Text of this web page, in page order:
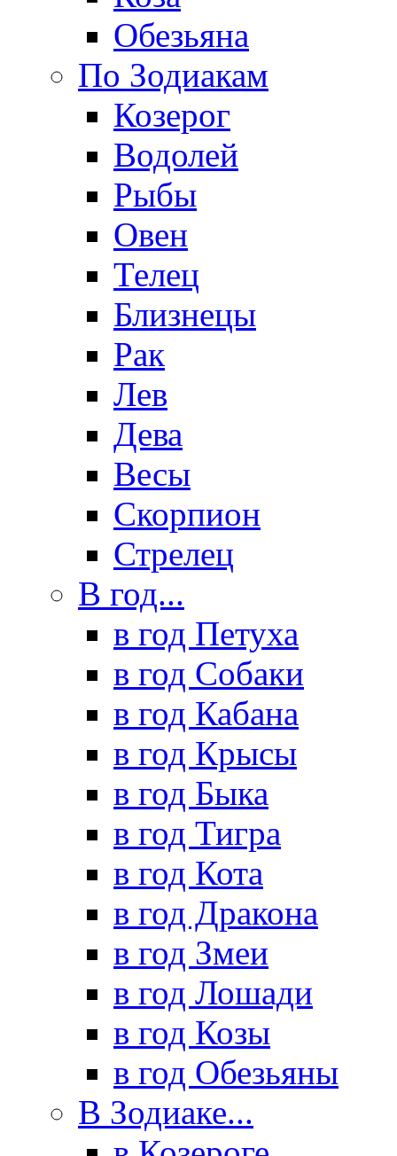
Обезьяна
По Зодиакам
Козерог
Водолей
Рыбы
Овен
Телец
Близнецы
Рак
Лев
Дева
Весы
Скорпион
Стрелец
В год...
в год Петуха
в год Собаки
в год Кабана
в год Крысы
в год Быка
в год Тигра
в год Кота
в год Дракона
в год Змеи
в год Лошади
в год Козы
в год Обезьяны
В Зодиаке...